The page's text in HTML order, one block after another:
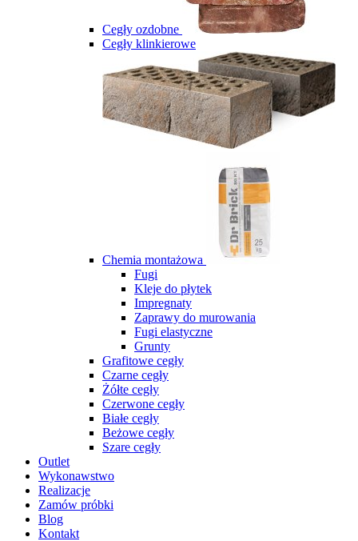
Cegły ozdobne
Cegły klinkierowe
Chemia montażowa
Fugi
Kleje do płytek
Impregnaty
Zaprawy do murowania
Fugi elastyczne
Grunty
Grafitowe cegły
Czarne cegły
Żółte cegły
Czerwone cegły
Białe cegły
Beżowe cegły
Szare cegły
Outlet
Wykonawstwo
Realizacje
Zamów próbki
Blog
Kontakt